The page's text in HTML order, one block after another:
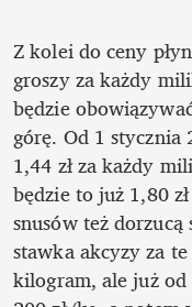
Z kolei do ceny
groszy za każdy
będzie
górę. Od 1
1,44 zł za każdy
będzie to już 1,80
snusów też
stawka akcyzy za
kilogram, ale już od